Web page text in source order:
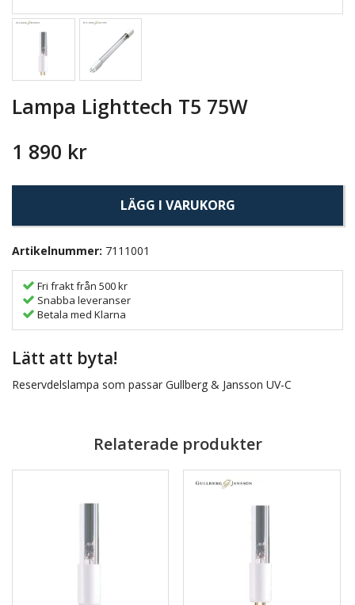
Lampa Lighttech T5 75W
1 890 kr
LÄGG I VARUKORG
Artikelnummer: 7111001
Fri frakt från 500 kr
Snabba leveranser
Betala med Klarna
Lätt att byta!
Reservdelslampa som passar Gullberg & Jansson UV-C
Relaterade produkter